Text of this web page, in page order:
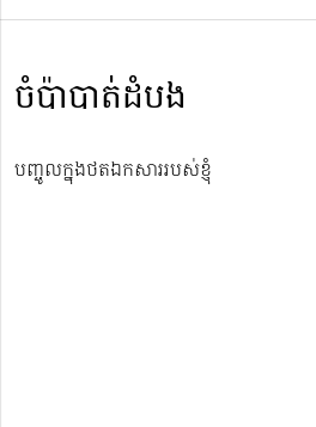
ចំប៉ាបាត់ដំបង
បញ្ចូលក្នុងថតឯកសាររបស់ខ្ញុំ